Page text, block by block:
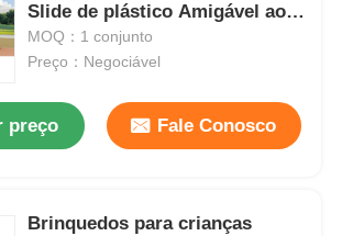
Slide de plástico Amigável ao
Ambiente
MOQ：1 conjunto
Preço：Negociável
preço Fale Conosco
Brinquedos para crianças